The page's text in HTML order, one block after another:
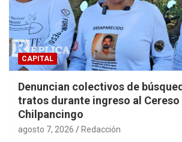
CAPITAL
Denuncian colectivos de
tratos durante ingreso al Cereso
Chilpancingo
agosto 7, 2026 Redacción